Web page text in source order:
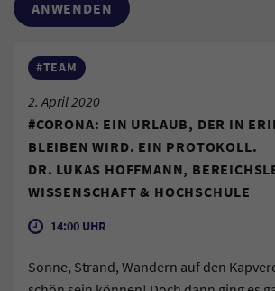
#TEAM
2. April 2020
#CORONA: EIN URLAUB, DER IN
BLEIBEN WIRD. EIN PROTOKOLL.
DR. LUKAS HOFFMANN,
WISSENSCHAFT & HOCHSCHULE
14:00 UHR
Sonne, Strand, Wandern auf den